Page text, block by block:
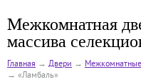
Межкомнатная
массива
Главная → Двери →
→ «Ламбаль»